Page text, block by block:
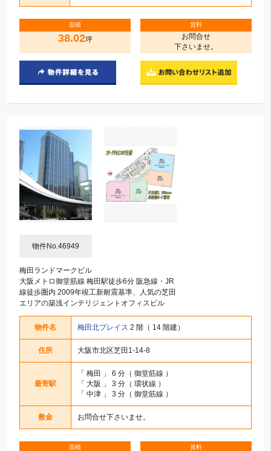
面積
38.02坪
賃料
お問合せ
下さいませ。
物件No.46949
梅田ランドマークビル
大阪メトロ御堂筋線 梅田駅徒歩6分 阪急線・JR
線徒歩圏内 2009年竣工新耐震基準、人気の芝田
エリアの築浅インテリジェントオフィスビル
物件名 梅田北プレイス 2 階（ 14 階建）
住所 大阪市北区芝田1-14-8
最寄駅
「 梅田
」 6 分（ 御堂筋線 ）
「 大阪
」 3 分（ 環状線 ）
「 中津 」 3 分（ 御堂筋線 ）
敷金 お問合せ下さいませ。
面積 賃料